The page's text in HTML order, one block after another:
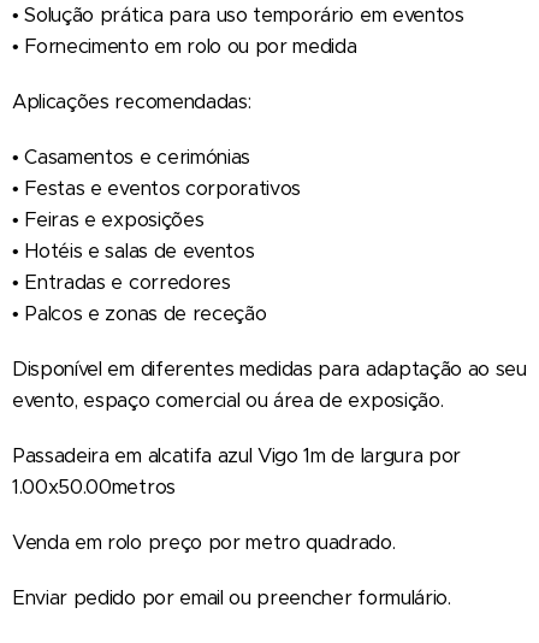
• Solução prática para uso temporário em eventos
• Fornecimento em rolo ou por medida
Aplicações recomendadas:
• Casamentos e cerimónias
• Festas e eventos corporativos
• Feiras e exposições
• Hotéis e salas de eventos
• Entradas e corredores
• Palcos e zonas de receção
Disponível em diferentes medidas para adaptação ao seu
evento, espaço comercial ou área de exposição.
Passadeira em alcatifa azul Vigo 1m de largura por
1.00x50.00metros
Venda em rolo preço por metro quadrado.
Enviar pedido por email ou preencher formulário.